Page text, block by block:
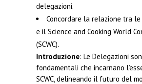
delegazioni.
Concordare la relazione tra
e il Science and Cooking World
(SCWC).
Introduzione: Le Delegazioni
fondamentali che incarnano
SCWC, delineando il futuro del